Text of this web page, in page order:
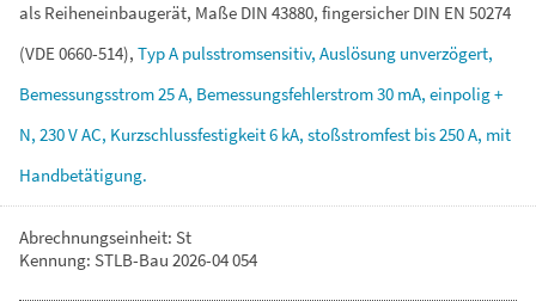
als Reiheneinbaugerät, Maße DIN 43880, fingersicherDIN EN 50274
(VDE0660-514), TypA pulsstromsensitiv, Auslösung unverzögert,
Bemessungsstrom25A, Bemessungsfehlerstrom30 mA, einpolig+
N, 230VAC, Kurzschlussfestigkeit6 kA, stoßstromfest bis250A, mit
Handbetätigung.
Abrechnungseinheit: St
Kennung: STLB-Bau 2026-04 054